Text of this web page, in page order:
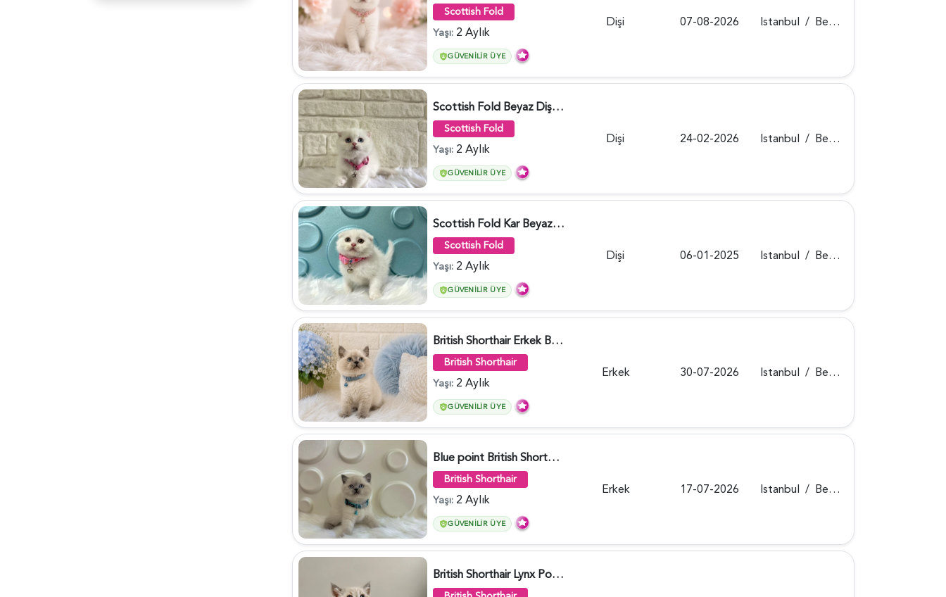
Scottish Fold
Yaşı: 2 Aylık
GÜVENILIR ÜYE
Dişi 07-08-2026 Istanbul / Beykoz
Scottish Fold Beyaz Dişi Baby Face 2 Aylık - 3704
Scottish Fold
Yaşı: 2 Aylık
GÜVENILIR ÜYE
Dişi 24-02-2026 Istanbul / Beykoz
Scottish Fold Kar Beyazı Dişi 2 Aylık - 2980
Scottish Fold
Yaşı: 2 Aylık
GÜVENILIR ÜYE
Dişi 06-01-2025 Istanbul / Beykoz
British Shorthair Erkek Bluepoint 2 Aylık - 4448
British Shorthair
Yaşı: 2 Aylık
GÜVENILIR ÜYE
Erkek 30-07-2026 Istanbul / Beykoz
Blue point British Shorthair Kedim 2 Aylık - 4132
British Shorthair
Yaşı: 2 Aylık
GÜVENILIR ÜYE
Erkek 17-07-2026 Istanbul / Beykoz
British Shorthair Lynx Point Dişi Yavrumuz Yuva Arıyor - 5148